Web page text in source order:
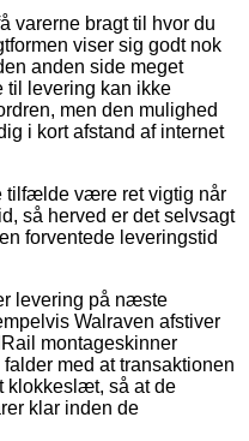
varerne bragt til hvor du
viser sig godt nok
anden side meget
til levering kan ikke
men den mulighed
i kort afstand af internet
tilfælde være ret vigtig når
så herved er det selvsagt
forventede leveringstid
levering på næste
Walraven afstiver
montageskinner
med at transaktionen
klokkeslæt, så at de
klar inden de